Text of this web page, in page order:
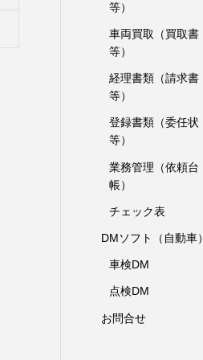
等）
車両買取（買取書
等）
経理書類（請求書
等）
登録書類（委任状
等）
業務管理（依頼台
帳）
チェック表
DMソフト（自動車）
車検DM
点検DM
お問合せ